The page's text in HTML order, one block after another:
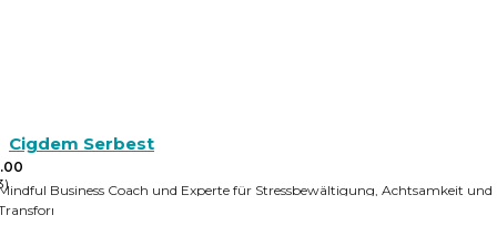
Cigdem Serbest
Business Coach und Experte für Stressbewältigung, Achtsamkeit und